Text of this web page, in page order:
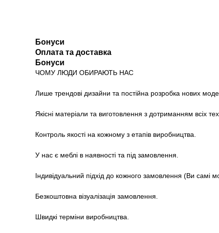
Бонуси
Оплата та доставка
Бонуси
ЧОМУ ЛЮДИ ОБИРАЮТЬ НАС
Лише трендові дизайни та постійна розробка нових
Якісні матеріали та виготовлення з дотриманням всіх
Контроль якості на кожному з етапів виробництва.
У нас є меблі в наявності та під замовлення.
Індивідуальний підхід до кожного замовлення (Ви
Безкоштовна візуалізація замовлення.
Швидкі терміни виробництва.